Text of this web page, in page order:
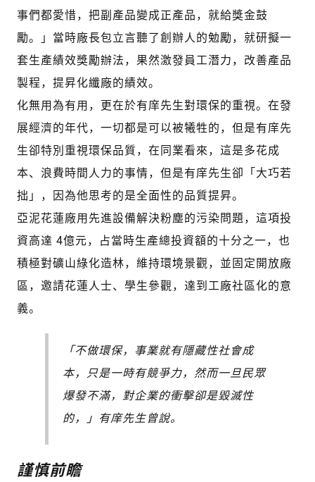
事們都愛惜，把副產品變成正產品，就給獎金鼓
勵。」當時廠長包立言聽了創辦人的勉勵，就研擬一
套生產績效獎勵辦法，果然激發員工潛力，改善產品
製程，提昇化纖廠的績效。
化無用為有用，更在於有庠先生對環保的重視。在發
展經濟的年代，一切都是可以被犧牲的，但是有庠先
生卻特別重視環保品質，在同業看來，這是多花成
本、浪費時間人力的事情，但是有庠先生卻「大巧若
拙」，因為他思考的是全面性的品質提昇。
亞泥花蓮廠用先進設備解決粉塵的污染問題，這項投
資高達 4億元，占當時生產總投資額的十分之一，也
積極對礦山綠化造林，維持環境景觀，並固定開放廠
區，邀請花蓮人士、學生參觀，達到工廠社區化的意
義。
「不做環保，事業就有隱藏性社會成
本，只是一時有競爭力，然而一旦民眾
爆發不滿，對企業的衝擊卻是毀滅性
的，」有庠先生曾說。
謹慎前瞻